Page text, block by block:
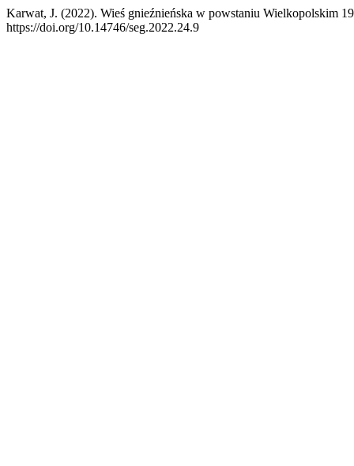
Karwat, J. (2022). Wieś gnieźnieńska w powstaniu Wielkopolskim
https://doi.org/10.14746/seg.2022.24.9